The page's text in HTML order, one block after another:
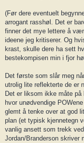
(Før dere eventuelt
arrogant rasshøl. Det er
finner det mye lettere å
ideene jeg kritiserer. Og
krast, skulle dere ha sett
bestekompisen min i fjor
Det første som slår meg
utrolig lite reflekterte de er
Det er liksom ikke måte
hvor unødvendige
glemt å tenke over at god
plan (et typisk kjennetegn
vanlig ansett som trekk
Jordan/Branderson skriver